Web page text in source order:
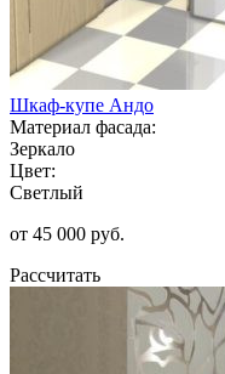
Шкаф-купе Андо
Материал фасада:
Зеркало
Цвет:
Светлый
от 45 000 руб.
Рассчитать